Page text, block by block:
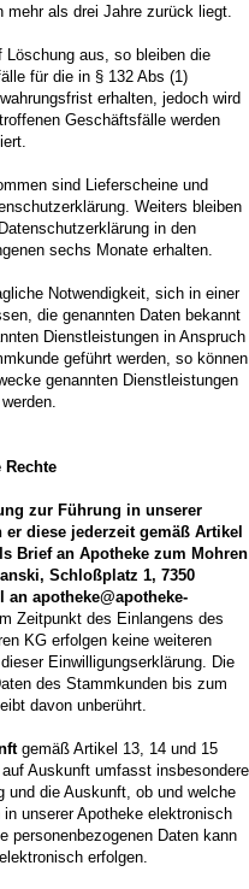
als drei Jahre zurück liegt.
aus, so bleiben die
für die in § 132 Abs (1)
erhalten, jedoch wird
Geschäftsfälle werden
sind Lieferscheine und
Weiters bleiben
in den
sechs Monate erhalten.
Notwendigkeit, sich in einer
die genannten Daten bekannt
Dienstleistungen in Anspruch
geführt werden, so können
genannten Dienstleistungen
Rechte
zur Führung in unserer
diese jederzeit gemäß Artikel
Brief an Apotheke zum Mohren
Schloßplatz 1, 7350
apotheke@apotheke-
Zeitpunkt des Einlangens des
KG erfolgen keine weiteren
Einwilligungserklärung. Die
des Stammkunden bis zum
davon unberührt.
gemäß Artikel 13, 14 und 15
Auskunft umfasst insbesondere
und die Auskunft, ob und welche
unserer Apotheke elektronisch
personenbezogenen Daten kann
erfolgen.